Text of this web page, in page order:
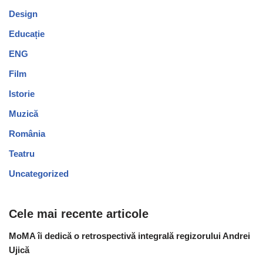
Design
Educație
ENG
Film
Istorie
Muzică
România
Teatru
Uncategorized
Cele mai recente articole
MoMA îi dedică o retrospectivă integrală regizorului Andrei
Ujică